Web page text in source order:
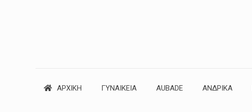
ΑΡΧΙΚΗ ΓΥΝΑΙΚΕΙΑ AUBADE ΑΝΔΡΙΚΑ